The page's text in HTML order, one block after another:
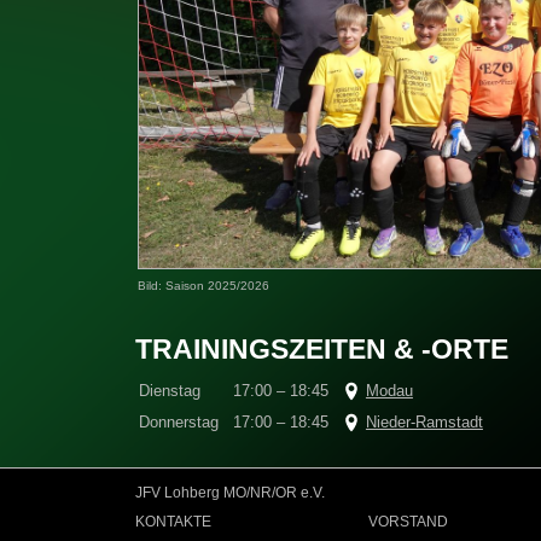
Bild: Saison 2025/2026
TRAININGSZEITEN & -ORTE
Dienstag 17:00 – 18:45
Modau
Donnerstag
17:00 – 18:45 Nieder-Ramstadt
JFV Lohberg MO/NR/OR e.V.
KONTAKTE
VORSTAND